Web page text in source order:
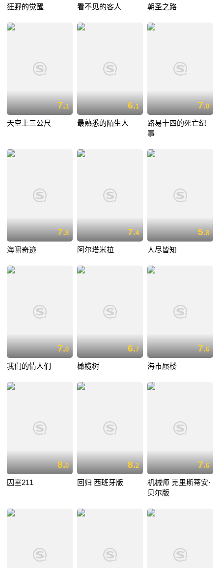
狂野的觉醒 看不见的客人 朝圣之路
7.1
天空上三公尺
6.1
最熟悉的陌生人
7.0
路易十四的死亡纪
事
7.8
海啸奇迹
7.4
阿尔塔米拉
5.8
人尽皆知
7.0
我们的情人们
6.7
橄榄树
7.6
海市蜃楼
8.0
囚室211
8.2
回归 西班牙版
7.6
机械师 克里斯蒂安·
贝尔版